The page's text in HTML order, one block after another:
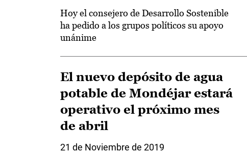
Hoy el consejero de Desarrollo Sostenible
ha pedido a los grupos políticos su apoyo
unánime
El nuevo depósito de agua
potable de Mondéjar estará
operativo el próximo mes
de abril
21 de Noviembre de 2019